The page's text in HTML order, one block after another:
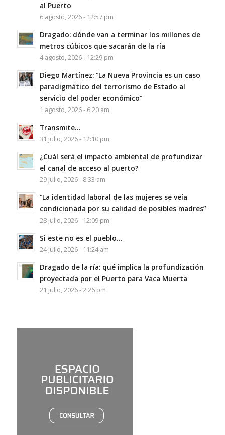
al Puerto
6 agosto, 2026 - 12:57 pm
Dragado: dónde van a terminar los millones de
metros cúbicos que sacarán de la ría
4 agosto, 2026 - 12:29 pm
Diego Martínez: “La Nueva Provincia es un caso
paradigmático del terrorismo de Estado al
servicio del poder económico”
1 agosto, 2026 - 6:20 am
Transmite…
31 julio, 2026 - 12:10 pm
¿Cuál será el impacto ambiental de profundizar
el canal de acceso al puerto?
29 julio, 2026 - 8:33 am
“La identidad laboral de las mujeres se veía
condicionada por su calidad de posibles madres”
28 julio, 2026 - 12:09 pm
Si este no es el pueblo…
24 julio, 2026 - 11:24 am
Dragado de la ría: qué implica la profundización
proyectada por el Puerto para Vaca Muerta
21 julio, 2026 - 2:26 pm